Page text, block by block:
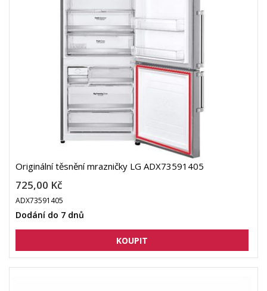
Originální těsnění mrazničky LG ADX73591405
725,00 Kč
ADX73591405
Dodání do 7 dnů